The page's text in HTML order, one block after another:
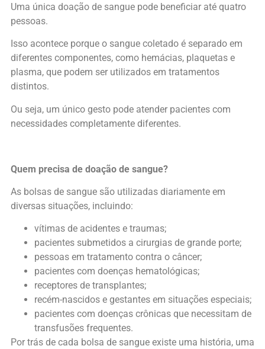
Uma única doação de sangue pode beneficiar até quatro
pessoas.
Isso acontece porque o sangue coletado é separado em
diferentes componentes, como hemácias, plaquetas e
plasma, que podem ser utilizados em tratamentos
distintos.
Ou seja, um único gesto pode atender pacientes com
necessidades completamente diferentes.
Quem precisa de doação de sangue?
As bolsas de sangue são utilizadas diariamente em
diversas situações, incluindo:
vítimas de acidentes e traumas;
pacientes submetidos a cirurgias de grande porte;
pessoas em tratamento contra o câncer;
pacientes com doenças hematológicas;
receptores de transplantes;
recém-nascidos e gestantes em situações especiais;
pacientes com doenças crônicas que necessitam de
transfusões frequentes.
Por trás de cada bolsa de sangue existe uma história, uma